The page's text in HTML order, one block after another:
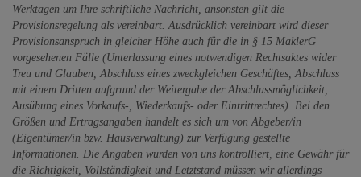
Werktagen um Ihre schriftliche Nachricht, ansonsten gilt die
Provisionsregelung als vereinbart. Ausdrücklich vereinbart wird dieser
Provisionsanspruch in gleicher Höhe auch für die in § 15 MaklerG
vorgesehenen Fälle (Unterlassung eines notwendigen Rechtsaktes wider
Treu und Glauben, Abschluss eines zweckgleichen Geschäftes, Abschluss
mit einem Dritten aufgrund der Weitergabe der Abschlussmöglichkeit,
Ausübung eines Vorkaufs-, Wiederkaufs- oder Eintrittrechtes). Bei den
Größen und Ertragsangaben handelt es sich um von Abgeber/in
(Eigentümer/in bzw. Hausverwaltung) zur Verfügung gestellte
Informationen. Die Angaben wurden von uns kontrolliert, eine Gewähr für
die Richtigkeit, Vollständigkeit und Letztstand müssen wir allerdings